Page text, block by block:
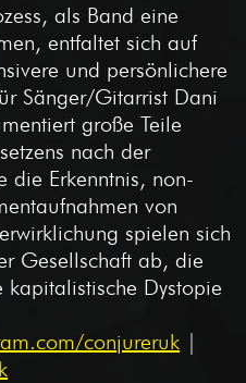
als Band eine
entfaltet sich auf
und persönlichere
Sänger/Gitarrist Dani
große Teile
nach der
die Erkenntnis, non-
von
spielen sich
Gesellschaft ab, die
Dystopie
conjureruk |